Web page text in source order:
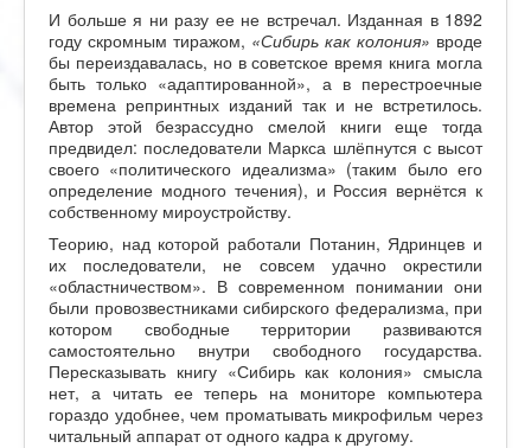
И больше я ни разу ее не встречал. Изданная в 1892
году скромным тиражом, «Сибирь как колония» вроде
бы переиздавалась, но в советское время книга могла
быть только «адаптированной», а в перестроечные
времена репринтных изданий так и не встретилось.
Автор этой безрассудно смелой книги еще тогда
предвидел: последователи Маркса шлёпнутся с высот
своего «политического идеализма» (таким было его
определение модного течения), и Россия вернётся к
собственному мироустройству.
Теорию, над которой работали Потанин, Ядринцев и
их последователи, не совсем удачно окрестили
«областничеством». В современном понимании они
были провозвестниками сибирского федерализма, при
котором свободные территории развиваются
самостоятельно внутри свободного государства.
Пересказывать книгу «Сибирь как колония» смысла
нет, а читать ее теперь на мониторе компьютера
гораздо удобнее, чем проматывать микрофильм через
читальный аппарат от одного кадра к другому.